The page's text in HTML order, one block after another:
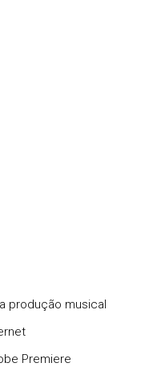
produção musical
Premiere